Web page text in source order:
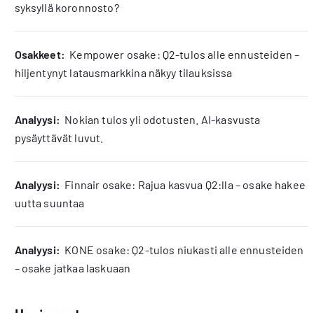
syksyllä koronnosto?
osakkeet: Kempower osake: Q2-tulos alle ennusteiden –
hiljentynyt latausmarkkina näkyy tilauksissa
analyysi: Nokian tulos yli odotusten. AI-kasvusta
pysäyttävät luvut.
analyysi: Finnair osake: Rajua kasvua Q2:lla – osake hakee
uutta suuntaa
analyysi: KONE osake: Q2-tulos niukasti alle ennusteiden
– osake jatkaa laskuaan